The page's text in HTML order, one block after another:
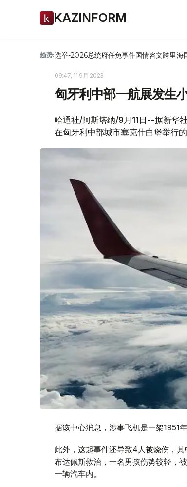
KAZINFORM
趋势:选举-2026总统府任免事件国情咨文跨里海
09:47, 11 9月 2023
匈牙利中部一航展发生
哈通社/阿斯塔纳/9月11日--据新华
在匈牙利中部城市塞克什白堡举行
据该中心消息，涉事飞机是一架1951
此外，这起事件还导致4人被烧伤，
布达佩斯救治，一名男孩伤势较轻，
一辆汽车内。